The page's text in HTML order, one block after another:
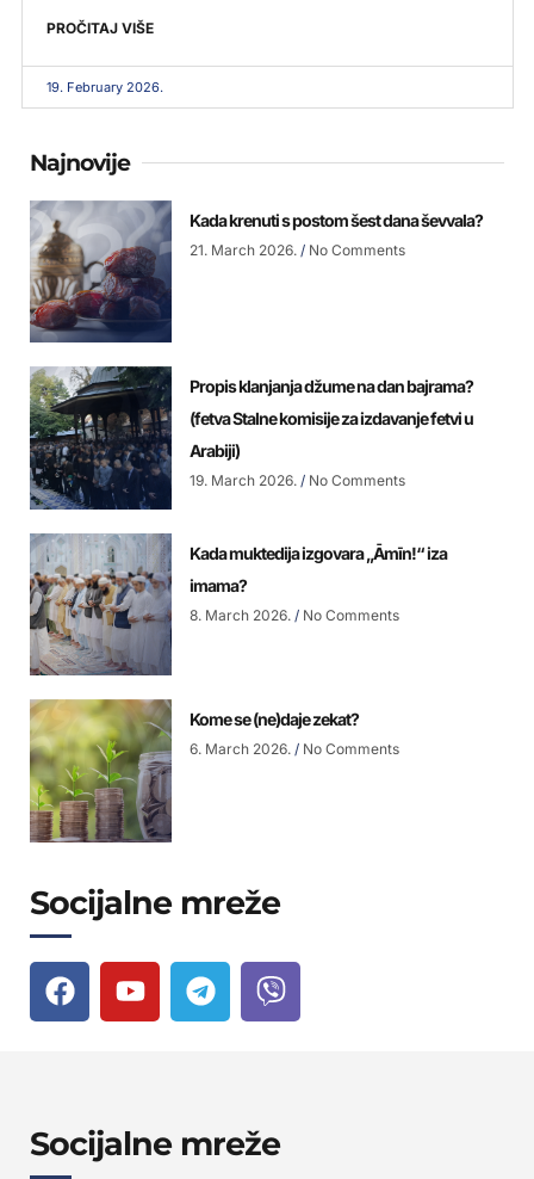
PROČITAJ VIŠE
19. February 2026.
Najnovije
Kada krenuti s postom šest dana ševvala?
21. March 2026. No Comments
Propis klanjanja džume na dan bajrama?
(fetva Stalne komisije za izdavanje fetvi u
Arabiji)
19. March 2026. No Comments
Kada muktedija izgovara „Āmīn!“ iza
imama?
8. March 2026. No Comments
Kome se (ne)daje zekat?
6. March 2026. No Comments
Socijalne mreže
Socijalne mreže